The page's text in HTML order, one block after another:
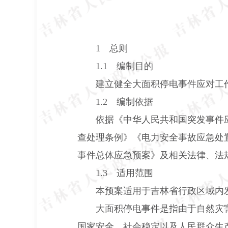
1 总则
1.1 编制目的
建立健全大面积停电事件应对
1.2 编制依据
依据《中华人民共和国突发事
查处理条例》《电力安全事故应急
事件总体应急预案》及相关法律、法
1.3 适用范围
本预案适用于吉林省行政区域
大面积停电事件是指由于自然